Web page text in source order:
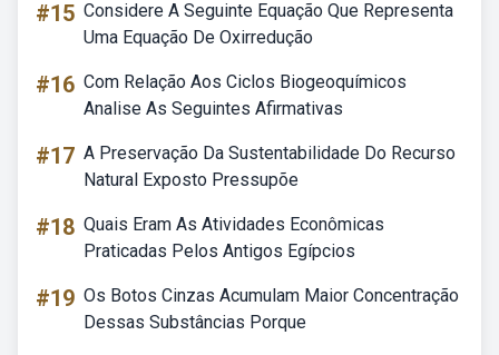
#15 Considere A Seguinte Equação Que Representa
Uma Equação De Oxirredução
#16 Com Relação Aos Ciclos Biogeoquímicos
Analise As Seguintes Afirmativas
#17 A Preservação Da Sustentabilidade Do Recurso
Natural Exposto Pressupõe
#18 Quais Eram As Atividades Econômicas
Praticadas Pelos Antigos Egípcios
#19 Os Botos Cinzas Acumulam Maior Concentração
Dessas Substâncias Porque